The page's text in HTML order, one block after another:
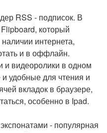
RSS - подписок. В
который
интернета,
и в оффлайн.
и видеоролики в одном
удобные для чтения и
вкладок в браузере,
особенно в Ipad.
- популярная